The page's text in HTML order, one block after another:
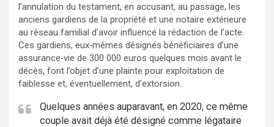
l’annulation du testament, en accusant, au passage, les
anciens gardiens de la propriété et une notaire extérieure
au réseau familial d’avoir influencé la rédaction de l’acte.
Ces gardiens, eux‑mêmes désignés bénéficiaires d’une
assurance‑vie de 300 000 euros quelques mois avant le
décès, font l’objet d’une plainte pour exploitation de
faiblesse et, éventuellement, d’extorsion.
Quelques années auparavant, en 2020, ce même
couple avait déjà été désigné comme légataire